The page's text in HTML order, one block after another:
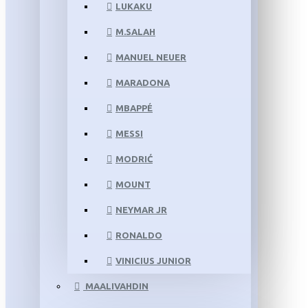
LUKAKU
M.SALAH
MANUEL NEUER
MARADONA
MBAPPÉ
MESSI
MODRIĆ
MOUNT
NEYMAR JR
RONALDO
VINICIUS JUNIOR
MAALIVAHDIN